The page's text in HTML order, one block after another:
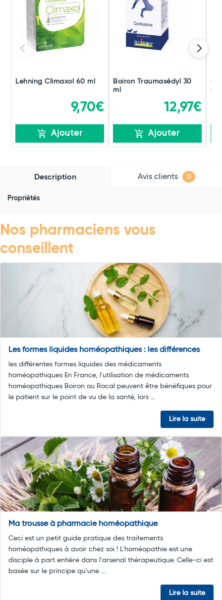
Lehning Climaxol 60 ml
9,70€
Ajouter
Boiron Traumasédyl 30
ml
12,97€
Ajouter
Description Avis clients 0
Propriétés
Nos pharmaciens vous
conseillent
Les formes liquides homéopathiques : les différences
les différentes formes liquides des médicaments
homéopathiques En France, l'utilisation de médicaments
homéopathiques Boiron ou Rocal peuvent être bénéfiques pour
le patient sur le point de vu de la santé, lors ...
Lire la suite
Ma trousse à pharmacie homéopathique
Ceci est un petit guide pratique des traitements
homéopathiques à avoir chez soi ! L'homéopathie est une
disciple à part entière dans l'arsenal thérapeutique. Celle-ci est
basée sur le principe qu'une ...
Lire la suite